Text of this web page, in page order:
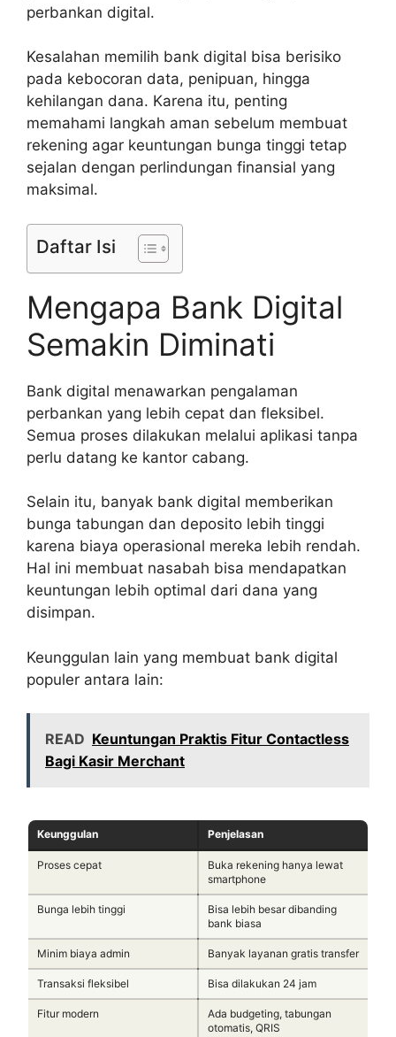
perbankan digital.
Kesalahan memilih bank digital bisa berisiko
pada kebocoran data, penipuan, hingga
kehilangan dana. Karena itu, penting
memahami langkah aman sebelum membuat
rekening agar keuntungan bunga tinggi tetap
sejalan dengan perlindungan finansial yang
maksimal.
Daftar Isi
Mengapa Bank Digital
Semakin Diminati
Bank digital menawarkan pengalaman
perbankan yang lebih cepat dan fleksibel.
Semua proses dilakukan melalui aplikasi tanpa
perlu datang ke kantor cabang.
Selain itu, banyak bank digital memberikan
bunga tabungan dan deposito lebih tinggi
karena biaya operasional mereka lebih rendah.
Hal ini membuat nasabah bisa mendapatkan
keuntungan lebih optimal dari dana yang
disimpan.
Keunggulan lain yang membuat bank digital
populer antara lain:
READ Keuntungan Praktis Fitur Contactless
Bagi Kasir Merchant
Keunggulan Penjelasan
Proses cepat
Buka rekening hanya lewat
smartphone
Bunga lebih tinggi
Bisa lebih besar dibanding
bank biasa
Minim biaya admin Banyak layanan gratis transfer
Transaksi fleksibel Bisa dilakukan 24 jam
Fitur modern
Ada budgeting, tabungan
otomatis, QRIS